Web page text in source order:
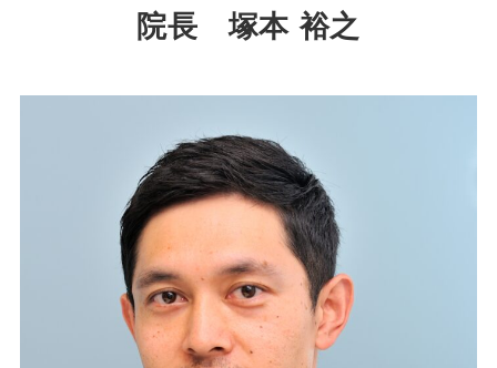
院長 塚本 裕之